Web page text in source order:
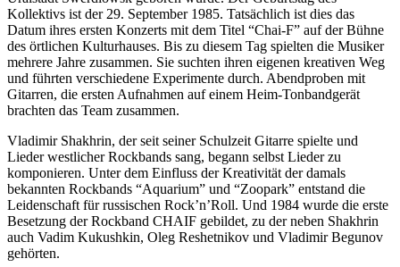
Kollektivs ist der 29. September 1985. Tatsächlich ist dies das
Datum ihres ersten Konzerts mit dem Titel “Chai-F” auf der Bühne
des örtlichen Kulturhauses. Bis zu diesem Tag spielten die Musiker
mehrere Jahre zusammen. Sie suchten ihren eigenen kreativen Weg
und führten verschiedene Experimente durch. Abendproben mit
Gitarren, die ersten Aufnahmen auf einem Heim-Tonbandgerät
brachten das Team zusammen.
Vladimir Shakhrin, der seit seiner Schulzeit Gitarre spielte und
Lieder westlicher Rockbands sang, begann selbst Lieder zu
komponieren. Unter dem Einfluss der Kreativität der damals
bekannten Rockbands “Aquarium” und “Zoopark” entstand die
Leidenschaft für russischen Rock’n’Roll. Und 1984 wurde die erste
Besetzung der Rockband CHAIF gebildet, zu der neben Shakhrin
auch Vadim Kukushkin, Oleg Reshetnikov und Vladimir Begunov
gehörten.